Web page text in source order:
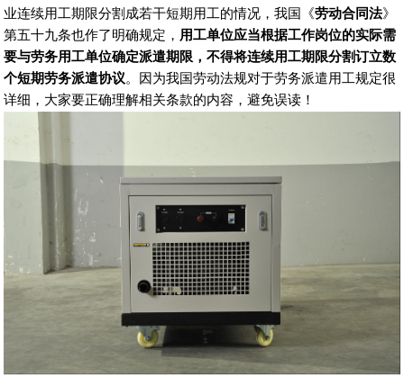
业连续用工期限分割成若干短期用工的情况，我国《劳动合同法》
第五十九条也作了明确规定， 用工单位应当根据工作岗位的实际需
要与劳务用工单位确定派遣期限，不得将连续用工期限分割订立数
个短期劳务派遣协议。因为我国劳动法规对于劳务派遣用工规定很
详细，大家要正确理解相关条款的内容，避免误读！